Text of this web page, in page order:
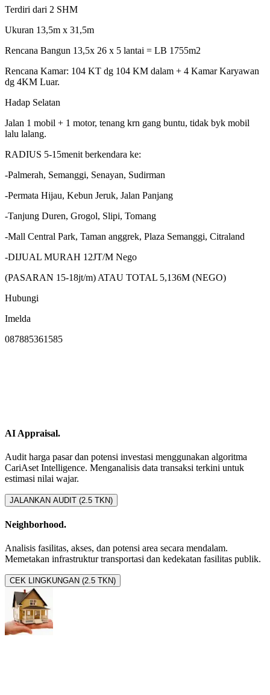
Terdiri dari 2 SHM
Ukuran 13,5m x 31,5m
Rencana Bangun 13,5x 26 x 5 lantai = LB 1755m2
Rencana Kamar: 104 KT dg 104 KM dalam + 4 Kamar Karyawan
dg 4KM Luar.
Hadap Selatan
Jalan 1 mobil + 1 motor, tenang krn gang buntu, tidak byk mobil
lalu lalang.
RADIUS 5-15menit berkendara ke:
-Palmerah, Semanggi, Senayan, Sudirman
-Permata Hijau, Kebun Jeruk, Jalan Panjang
-Tanjung Duren, Grogol, Slipi, Tomang
-Mall Central Park, Taman anggrek, Plaza Semanggi, Citraland
-DIJUAL MURAH 12JT/M Nego
(PASARAN 15-18jt/m) ATAU TOTAL 5,136M (NEGO)
Hubungi
Imelda
087885361585
AI Appraisal.
Audit harga pasar dan potensi investasi menggunakan algoritma
CariAset Intelligence. Menganalisis data transaksi terkini untuk
estimasi nilai wajar.
JALANKAN AUDIT (2.5 TKN)
Neighborhood.
Analisis fasilitas, akses, dan potensi area secara mendalam.
Memetakan infrastruktur transportasi dan kedekatan fasilitas publik.
CEK LINGKUNGAN (2.5 TKN)